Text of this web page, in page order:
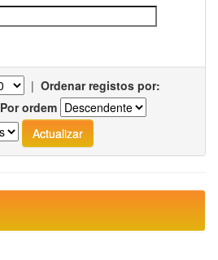
| Ordenar registos por:
Por ordem